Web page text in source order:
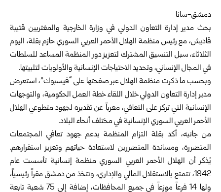
دمشق-سانا
بحث مدير إدارة التعاون الدولي فيوزارة الخارجية والمغتربين قتيبة
قاديش، مع رئيس منظمة الهلال الأحمر العربي السوريحازم بقلة، اليوم
الثلاثاء، سبل التنسيق المشترك لتعزيز دور المنظمة المساعد للسلطات
في المجال الإنساني، وتحديد الاحتياجات الإنسانية والأولويات لتلبيتها.
وبحسب ما ذكرت منظمة الهلال عبر صفحتها على “فيسبوك”، استعرض
مدير إدارة التعاون الدولي خلال اللقاء خطة العمل الحكومية، والتوجهات
الإنسانية التي تركز على التعافي، معرباً عن تقديره لجهود متطوعي الهلال
الأحمر العربي السوري الإنسانية في مختلف أنحاء البلاد.
من جانبه، أكد بقلة التزام المنظمة بدعم جهود تعافي المجتمعات
المتضررة، ومساندة المتضررين لاستعادة حياتهم وتعزيز استقرارهم.
يُذكر أن الهلال الأحمر العربي السوري منظمة إنسانية تأسست عام
1942، تتمتع بالاستقلال المالي والإداري، وتتخذ من دمشق مقراً رئيسياً،
ولها 14 فرعاً موزعاً في جميع المحافظات، إضافة إلى 75 شعبة تابعة